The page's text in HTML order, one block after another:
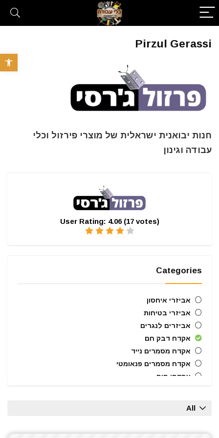
פתח
Pirzul Gerassi
חנות יבואנית ישראלית של מוצרי פירזול וכלי
עבודה וגינון
User Rating: 4.06 (17votes)
Categories
אביזרי איחסון
אביזרי בטיחות
אביזרים לנגרים
אקדח דבק חם
אקדח מסמרים נייד
אקדח מסמרים פנאומטי
אקדחי חום
All